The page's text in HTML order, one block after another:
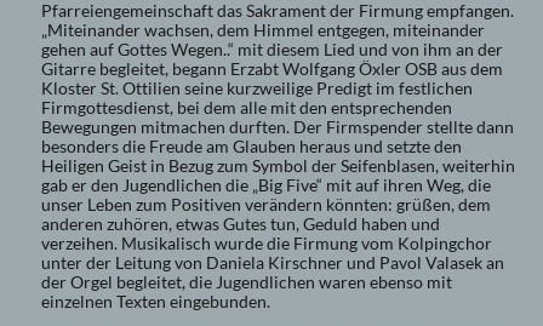
Pfarreiengemeinschaft das Sakrament der Firmung empfangen.
„Miteinander wachsen, dem Himmel entgegen, miteinander
gehen auf Gottes Wegen..“ mit diesem Lied und von ihm an der
Gitarre begleitet, begann Erzabt Wolfgang Öxler OSB aus dem
Kloster St. Ottilien seine kurzweilige Predigt im festlichen
Firmgottesdienst, bei dem alle mit den entsprechenden
Bewegungen mitmachen durften. Der Firmspender stellte dann
besonders die Freude am Glauben heraus und setzte den
Heiligen Geist in Bezug zum Symbol der Seifenblasen, weiterhin
gab er den Jugendlichen die „Big Five“ mit auf ihren Weg, die
unser Leben zum Positiven verändern könnten: grüßen, dem
anderen zuhören, etwas Gutes tun, Geduld haben und
verzeihen. Musikalisch wurde die Firmung vom Kolpingchor
unter der Leitung von Daniela Kirschner und Pavol Valasek an
der Orgel begleitet, die Jugendlichen waren ebenso mit
einzelnen Texten eingebunden.